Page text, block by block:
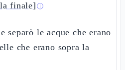
finale] ⓘ
separò le acque che erano
che erano sopra la